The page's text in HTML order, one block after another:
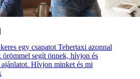
egy csapatot Tehertaxi azonnal
örömmel segít önnek, hívjon és
Hívjon minket és mi